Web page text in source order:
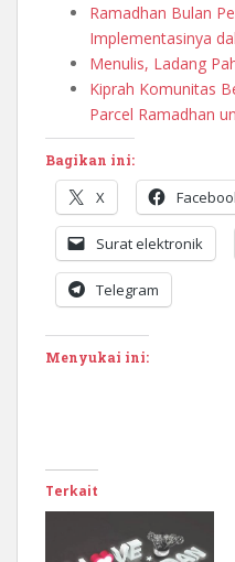
Ramadhan Bulan
Implementasinya
Menulis, Ladang
Kiprah Komunitas
Parcel Ramadhan
Bagikan ini:
X
Surat elektronik
Telegram
Menyukai ini:
Terkait